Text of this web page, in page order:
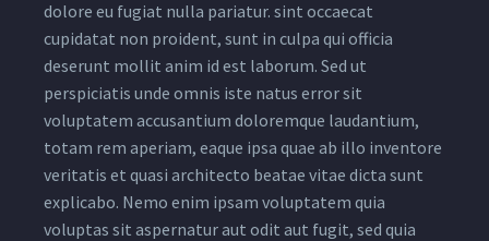
dolore eu fugiat nulla pariatur. sint occaecat
cupidatat non proident, sunt in culpa qui officia
deserunt mollit anim id est laborum. Sed ut
perspiciatis unde omnis iste natus error sit
voluptatem accusantium doloremque laudantium,
totam rem aperiam, eaque ipsa quae ab illo inventore
veritatis et quasi architecto beatae vitae dicta sunt
explicabo. Nemo enim ipsam voluptatem quia
voluptas sit aspernatur aut odit aut fugit, sed quia